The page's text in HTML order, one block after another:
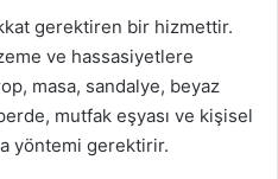
gerektiren bir hizmettir.
ve hassasiyetlere
masa, sandalye, beyaz
mutfak eşyası ve kişisel
yöntemi gerektirir.